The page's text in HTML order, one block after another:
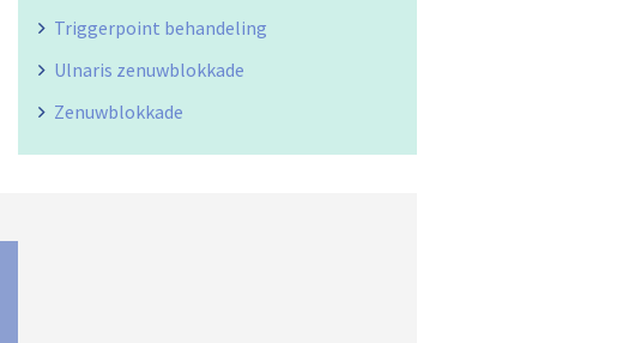
Triggerpoint behandeling
Ulnaris zenuwblokkade
Zenuwblokkade